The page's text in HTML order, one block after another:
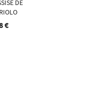
DE
€